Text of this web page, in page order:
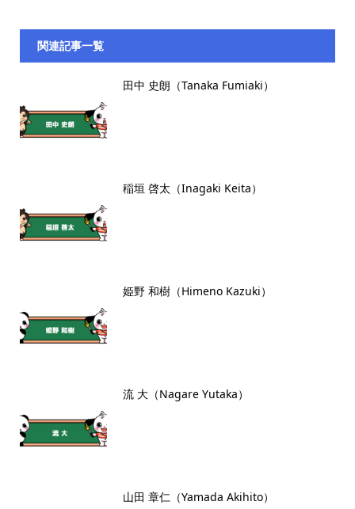
関連記事一覧
田中 史朗（Tanaka Fumiaki）
稲垣 啓太（Inagaki Keita）
姫野 和樹（Himeno Kazuki）
流 大（Nagare Yutaka）
山田 章仁（Yamada Akihito）